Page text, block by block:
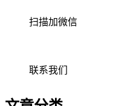
扫描加微信
联系我们